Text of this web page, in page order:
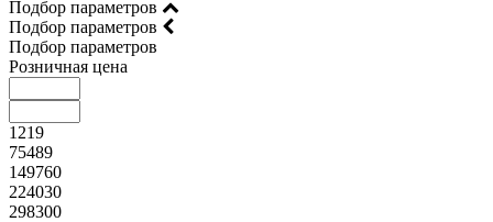
Подбор параметров
Подбор параметров
Подбор параметров
Розничная цена
1219
75489
149760
224030
298300